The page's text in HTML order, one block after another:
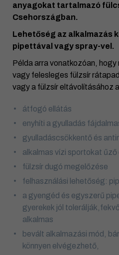
anyagokat tartalmazó
Csehországban.
Lehetőség az alkalmazás
pipettával vagy spray-vel.
Példa arra vonatkozóan, hogy
vagy felesleges fülzsír
vagy a fülzsír eltávolításához
átfogó ellátás
enyhíti a gyulladás
gyulladáscsökkentő és
alkalmas vízi sportokat űző
fülzsír dugó megelőzése
felhasználási lehetőség:
a gyengéd és egyszerű
gyerekek jól
alkalmas
bevált alkalmazási mód,
könnyen elvégezhető,